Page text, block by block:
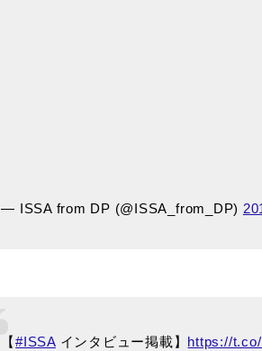
— ISSA from DP (@ISSA_from_DP)
【#ISSAインタビュー掲載】 https://